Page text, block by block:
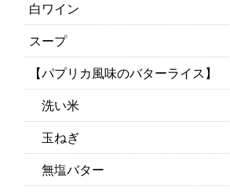
白ワイン
スープ
【パプリカ風味のバターライス】
洗い米
玉ねぎ
無塩バター